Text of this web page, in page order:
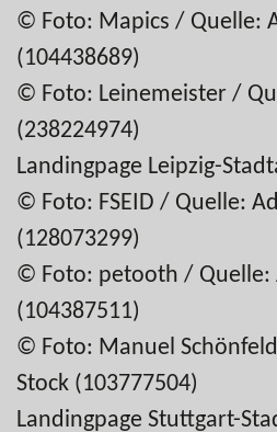
© Foto: Mapics / Quelle:
(104438689)
© Foto: Leinemeister /
(238224974)
Landingpage Leipzig-
© Foto: FSEID / Quelle:
(128073299)
© Foto: petooth / Quelle:
(104387511)
© Foto: Manuel
Stock (103777504)
Landingpage Stuttgart-